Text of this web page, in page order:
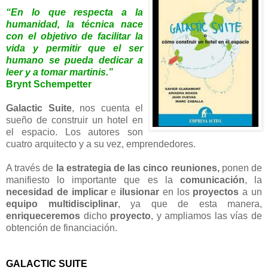
“En lo que respecta a la
humanidad, la técnica nace
con el objetivo de facilitar la
vida y permitir que el ser
humano se pueda dedicar a
leer y a tomar martinis.”
Brynt Schempetter
Galactic Suite, nos cuenta el
sueño de construir un hotel en
el espacio. Los autores son
cuatro arquitecto y a su vez, emprendedores.
A través de la estrategia de las cinco reuniones,ponen de
manifiesto lo importante que es la comunicación, la
necesidad de implicare ilusionar en los proyectos a un
equipo
multidisciplinar, ya que de esta manera,
enriqueceremos dicho proyecto, y ampliamos las vías de
obtención de financiación.
GALACTIC SUITE